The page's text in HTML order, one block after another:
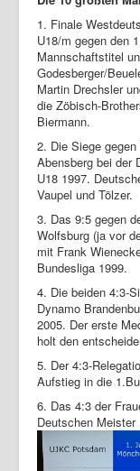
1. Finale
U18/m gegen den
Mannschaftstitel
Godesberger/
Martin Drechsler
die Zöbisch-
Biermann.
2. Die Siege
Abensberg bei der
U18 1997.
Vaupel und Tölzer.
3. Das 9:5 gegen
Wolfsburg (ja vor
mit Frank
Bundesliga 1999.
4. Die beiden 4:3-
Dynamo
2005. Der erste
holt den
5. Der 4:3-
Aufstieg in die
6. Das 4:3 der
Deutschen